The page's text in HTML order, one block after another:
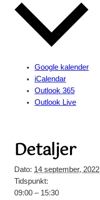
Google kalender
iCalendar
Outlook 365
Outlook Live
Detaljer
Dato: 14 september, 2022
Tidspunkt:
09:00 – 15:30